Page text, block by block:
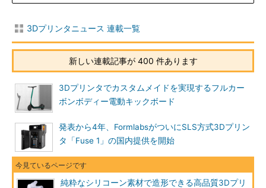
3Dプリンタニュース 連載一覧
新しい連載記事が 400 件あります
3Dプリンタでカスタムメイドを実現するフルカー
ボンボディー電動キックボード
発表から4年、FormlabsがついにSLS方式3Dプリン
タ「Fuse 1」の国内提供を開始
純粋なシリコーン素材で造形できる高品質3Dプリ